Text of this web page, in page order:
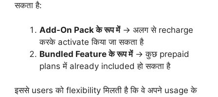
सकता है:
Add-On Pack के रूप में→ अलग से recharge
करके activate किया जा सकता है
Bundled Feature के रूप में→ कुछ prepaid
plans में already included हो सकता है
इससे users को flexibility मिलती है कि वे अपने usage के